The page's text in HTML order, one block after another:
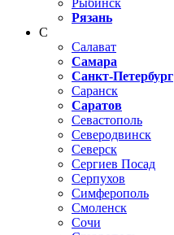
Рыбинск
Рязань
С
Салават
Самара
Санкт-Петербург
Саранск
Саратов
Севастополь
Северодвинск
Северск
Сергиев Посад
Серпухов
Симферополь
Смоленск
Сочи